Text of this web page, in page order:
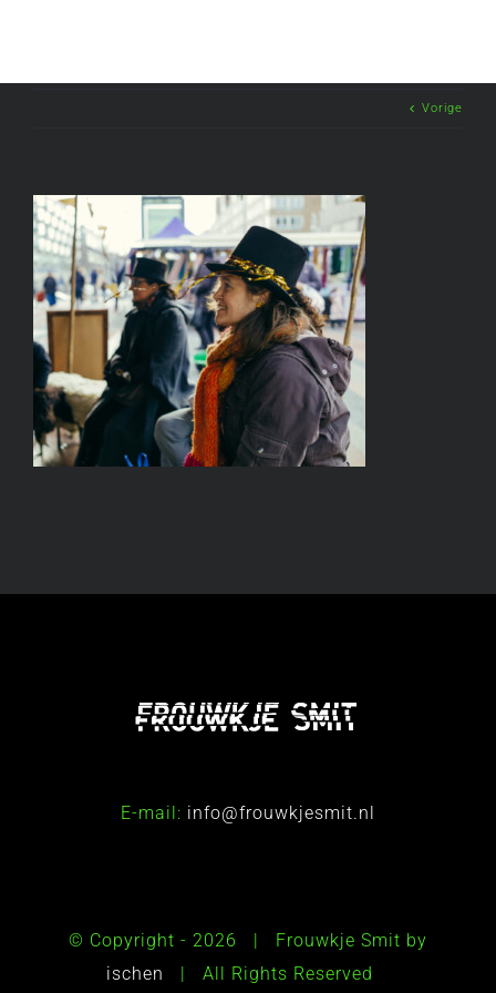
Vorige
E-mail: info@frouwkjesmit.nl
© Copyright - 2026 | Frouwkje Smit by
ischen
| All Rights Reserved